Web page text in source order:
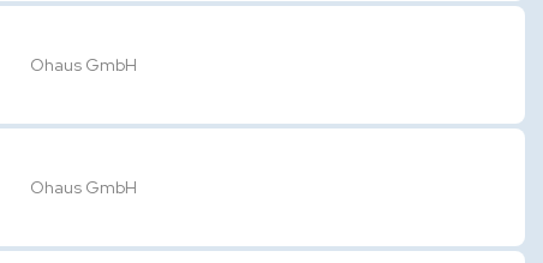
Ohaus GmbH
Ohaus GmbH